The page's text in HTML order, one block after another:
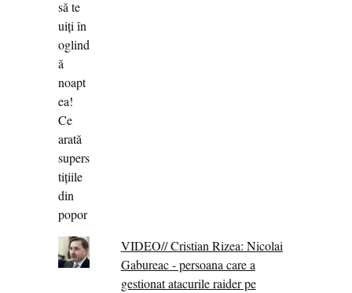
VIDEO// Cristian Rizea: Nicolai
Gabureac - persoana care a
gestionat atacurile raider pe